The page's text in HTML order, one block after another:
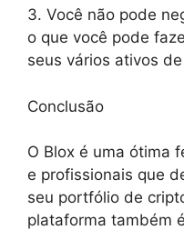
3. Você não pode
o que você pode
seus vários ativos
Conclusão
O Blox é uma ótima
e profissionais que
seu portfólio de
plataforma também